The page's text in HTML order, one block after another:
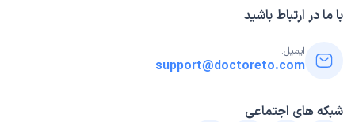
با ما در ارتباط باشید
ایمیل:
support@doctoreto.com
شبکه های اجتماعی